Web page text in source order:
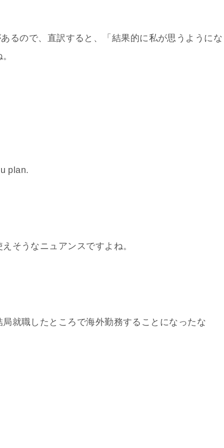
るので、直訳すると、「結果的に私が思うようにな
plan.
そうなニュアンスですよね。
就職したところで海外勤務することになったな